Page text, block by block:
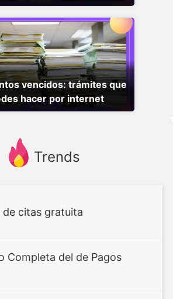
vencidos: trámites que
hacer por internet
Trends
de citas gratuita
Completa del de Pagos